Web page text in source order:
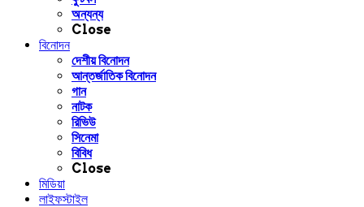
অন্যন্য
Close
বিনোদন
দেশীয় বিনোদন
আন্তর্জাতিক বিনোদন
গান
নাটক
রিভিউ
সিনেমা
বিবিধ
Close
মিডিয়া
লাইফস্টাইল